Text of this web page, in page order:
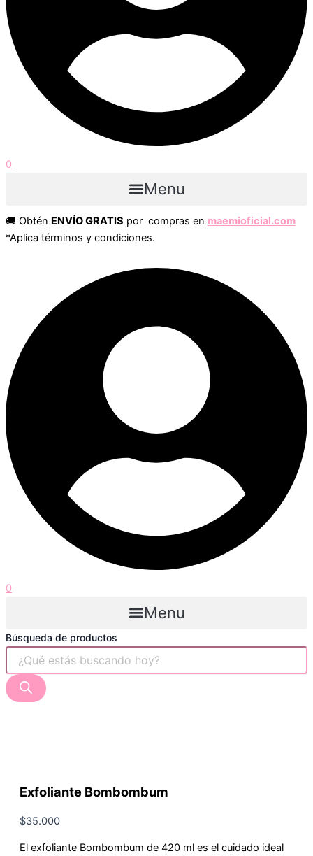
0
Menu
🚚 Obtén ENVÍO GRATIS por compras en maemioficial.com
*Aplica términos y condiciones.
0
Menu
Búsqueda de productos
Exfoliante Bombombum
$35.000
El exfoliante Bombombum de 420 ml es el cuidado ideal